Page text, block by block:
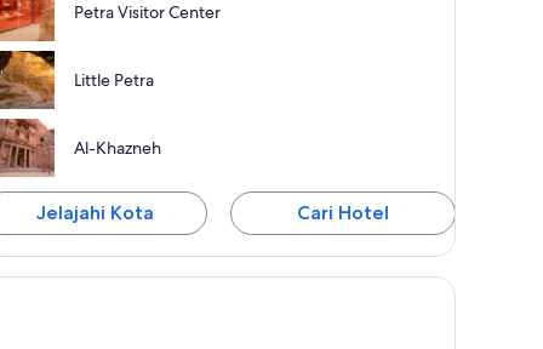
Petra Visitor Center
Little Petra
Al-Khazneh
Jelajahi Kota Cari Hotel